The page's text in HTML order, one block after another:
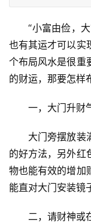
“小富由俭，大
也有其运才可以实
个布局风水是很重
的财运，那要怎样
一，大门升财气
大门旁摆放装满
的好方法，另外红
物也能有效的增加
能直对大门安装镜
二，请财神或在